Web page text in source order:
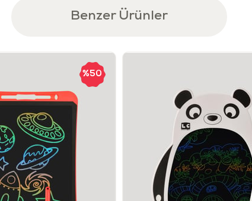
Kalemi
Çevre
Tekrar
ağaçları
Not:
ambalajın
Benzer Ürünler
%50